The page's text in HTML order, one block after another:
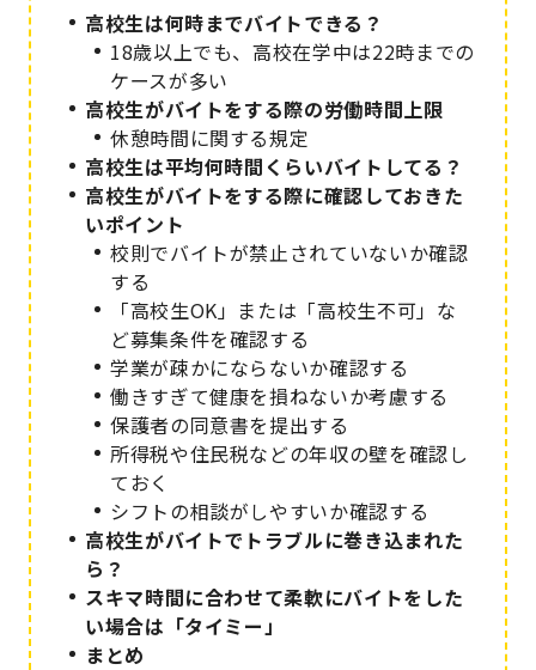
高校生は何時までバイトできる？
18歳以上でも、高校在学中は22時までの
ケースが多い
高校生がバイトをする際の労働時間上限
休憩時間に関する規定
高校生は平均何時間くらいバイトしてる？
高校生がバイトをする際に確認しておきた
いポイント
校則でバイトが禁止されていないか確認
する
「高校生OK」または「高校生不可」な
ど募集条件を確認する
学業が疎かにならないか確認する
働きすぎて健康を損ねないか考慮する
保護者の同意書を提出する
所得税や住民税などの年収の壁を確認し
ておく
シフトの相談がしやすいか確認する
高校生がバイトでトラブルに巻き込まれた
ら？
スキマ時間に合わせて柔軟にバイトをした
い場合は「タイミー」
まとめ